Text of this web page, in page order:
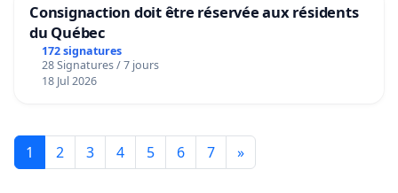
Consignaction doit être réservée aux résidents
du Québec
172 signatures
28 Signatures / 7 jours
18 Jul 2026
1 2 3 4 5 6 7 »